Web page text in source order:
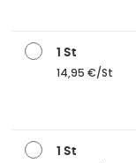
1 St
14,95 €/St
1 St